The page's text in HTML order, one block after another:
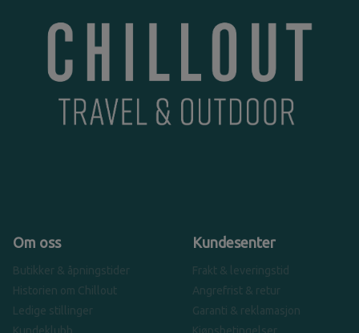
Om oss
Butikker & åpningstider
Historien om Chillout
Ledige stillinger
Kundesenter
Frakt & leveringstid
Angrefrist & retur
Garanti & reklamasjon